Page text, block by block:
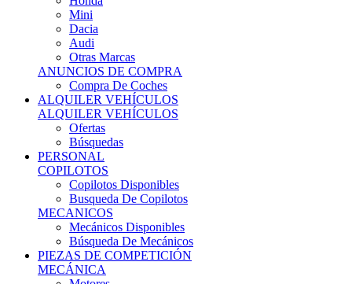
Mini
Dacia
Audi
Otras Marcas
ANUNCIOS DE COMPRA
Compra De Coches
ALQUILER VEHÍCULOS
ALQUILER VEHÍCULOS
Ofertas
Búsquedas
PERSONAL
COPILOTOS
Copilotos Disponibles
Busqueda De Copilotos
MECANICOS
Mecánicos Disponibles
Búsqueda De Mecánicos
PIEZAS DE COMPETICIÓN
MECÁNICA